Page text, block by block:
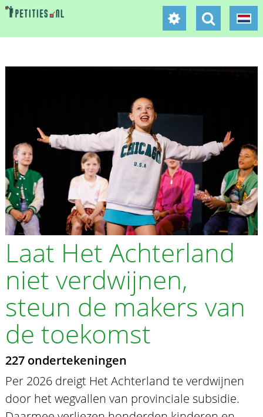
Laat Het Achterland
niet verdwijnen,
steun de makers van
de toekomst
227 ondertekeningen
Per 2026 dreigt Het Achterland te verdwijnen
door het wegvallen van provinciale subsidie.